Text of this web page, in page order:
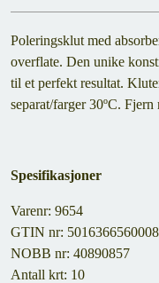
Poleringsklut med
overflate. Den unike
til et perfekt resultat.
separat/farger 30ºC.
Spesifikasjoner
Varenr: 9654
GTIN nr: 5016366560008
NOBB nr: 40890857
Antall krt: 10